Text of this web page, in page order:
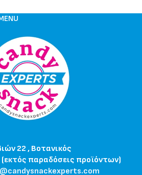
22 , Βοτανικός
παραδόσεις προϊόντων)